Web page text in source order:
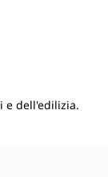
e dell'edilizia.